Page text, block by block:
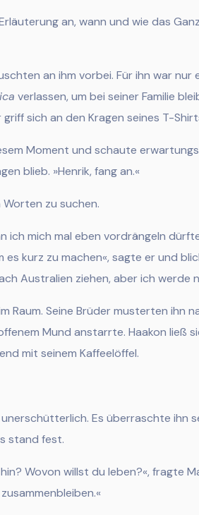
an, wann und wie das
an ihm vorbei. Für ihn war nur
verlassen, um bei seiner Familie
sich an den Kragen seines T-
Moment und schaute
blieb. »Henrik, fang an.«
zu suchen.
ich mich mal eben vordrängeln
es kurz zu machen«, sagte er und
Australien ziehen, aber ich werde
Raum. Seine Brüder musterten ihn
Mund anstarrte. Haakon ließ
mit seinem Kaffeelöffel.
Es überraschte ihn
stand fest.
Wovon willst du leben?«, fragte